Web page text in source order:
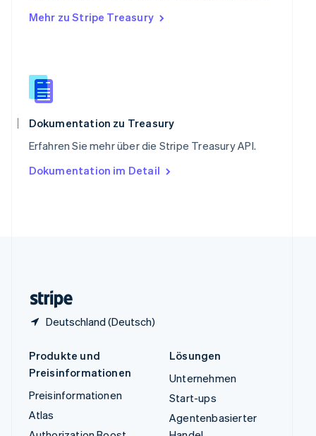
Mehr zu Stripe Treasury
Dokumentation zu Treasury
Erfahren Sie mehr über die Stripe Treasury API.
Dokumentation im Detail
Deutschland (Deutsch)
EnglishItaliano
Spanien
Español
Thailand
English
English
English
Produkte und
Preisinformationen
Preisinformationen
Atlas
Lösungen
Unternehmen
Start-ups
Agentenbasierter